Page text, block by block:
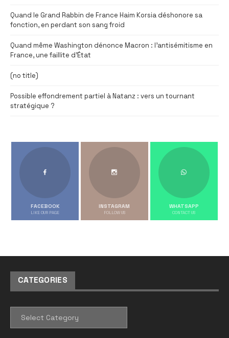
Quand le Grand Rabbin de France Haim Korsia déshonore sa
fonction, en perdant son sang froid
Quand même Washington dénonce Macron : l’antisémitisme en
France, une faillite d’État
(no title)
Possible effondrement partiel à Natanz : vers un tournant
stratégique ?
FACEBOOK
LIKE OUR PAGE
INSTAGRAM
FOLLOW US
WHATSAPP
CONTACT US
CATEGORIES